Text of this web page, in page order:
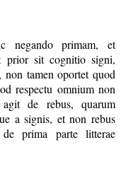
negando primam, et
prior sit cognitio signi,
non tamen oportet quod
respectu omnium non
de rebus, quarum
a signis, et non rebus
prima parte litterae